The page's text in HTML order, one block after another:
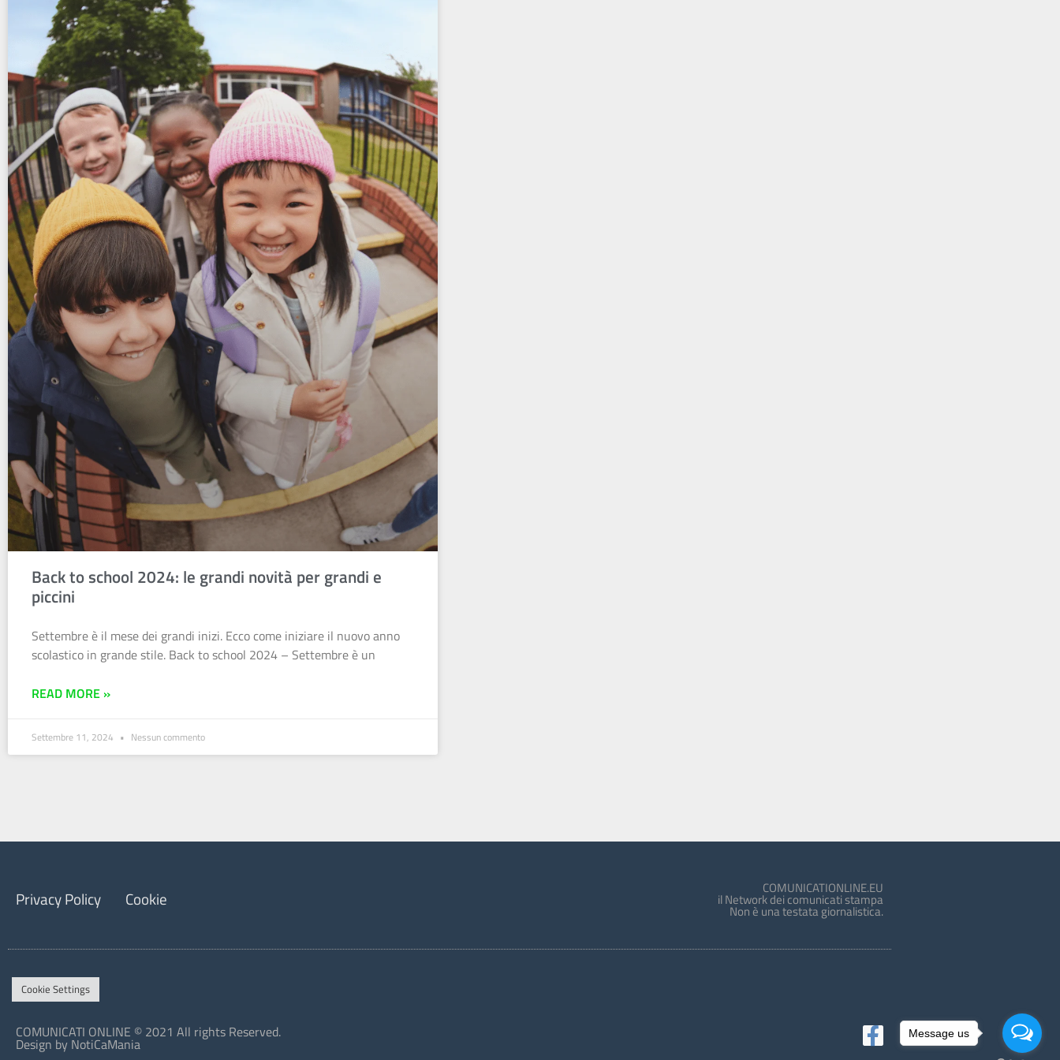
Back to school 2024: le grandi novità per grandi e
piccini
Settembre è il mese dei grandi inizi. Ecco come iniziare il nuovo anno
scolastico in grande stile. Back to school 2024 – Settembre è un
READ MORE »
Settembre 11, 2024 Nessun commento
Privacy Policy Cookie COMUNICATIONLINE.EU
il Network dei comunicati stampa
Non è una testata giornalistica.
Cookie Settings
COMUNICATI ONLINE © 2021 All rights Reserved.
Design by NotiCaMania
Message us